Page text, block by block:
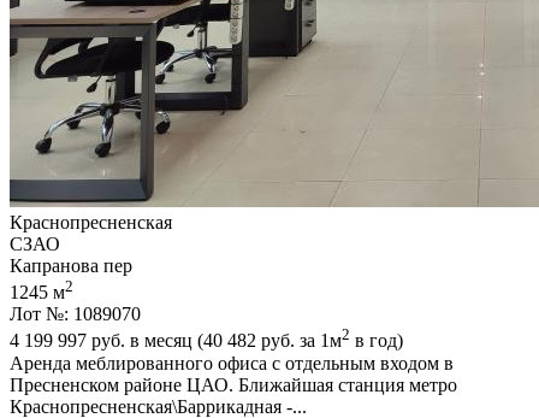
Краснопресненская
СЗАО
Капранова пер
1245 м2
Лот №: 1089070
4 199 997 руб. в месяц (40 482 руб. за 1м2 в год)
Аренда меблированного офиса с отдельным входом в
Пресненском районе ЦАО. Ближайшая станция метро
Краснопресненская\Баррикадная -...